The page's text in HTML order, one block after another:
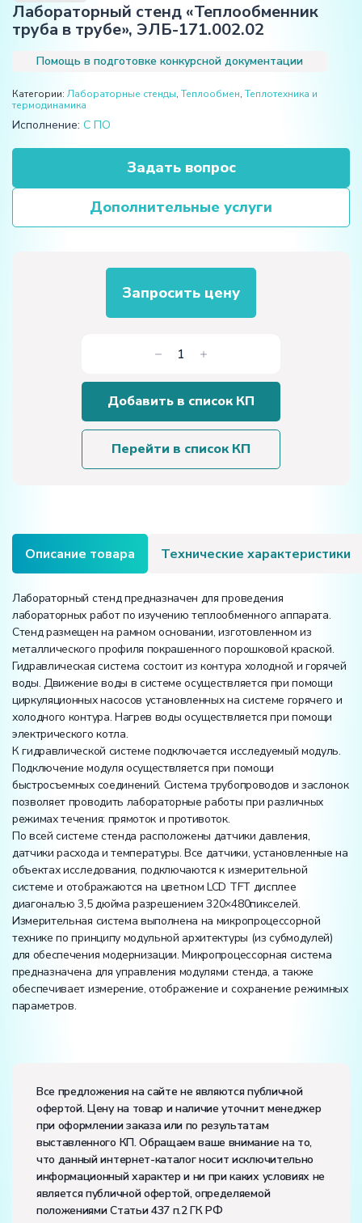
Лабораторный стенд «Теплообменник
труба в трубе», ЭЛБ-171.002.02
Помощь в подготовке конкурсной документации
Категории: Лабораторные стенды, Теплообмен, Теплотехника и
термодинамика
Исполнение: С ПО
Задать вопрос
Дополнительные услуги
Запросить цену
Количество
товара
Лабораторный
стенд
«Теплообменник
труба
Добавить в список КП
Перейти в список КП
Описание товара Технические характеристики
Лабораторный стенд предназначен для проведения
лабораторных работ по изучению теплообменного аппарата.
Стенд размещен на рамном основании, изготовленном из
металлического профиля покрашенного порошковой краской.
Гидравлическая система состоит из контура холодной и горячей
воды. Движение воды в системе осуществляется при помощи
циркуляционных насосов установленных на системе горячего и
холодного контура. Нагрев воды осуществляется при помощи
электрического котла.
К гидравлической системе подключается исследуемый модуль.
Подключение модуля осуществляется при помощи
быстросъемных соединений. Система трубопроводов и заслонок
позволяет проводить лабораторные работы при различных
режимах течения: прямоток и противоток.
По всей системе стенда расположены датчики давления,
датчики расхода и температуры. Все датчики, установленные на
объектах исследования, подключаются к измерительной
системе и отображаются на цветном LCD TFT дисплее
диагональю 3,5 дюйма разрешением 320×480пикселей.
Измерительная система выполнена на микропроцессорной
технике по принципу модульной архитектуры (из субмодулей)
для обеспечения модернизации. Микропроцессорная система
предназначена для управления модулями стенда, а также
обеспечивает измерение, отображение и сохранение режимных
параметров.
Размеры (Д x Ш x В):
Потребляемая мощность, В·А:3500
Электропитание:
напряжение, В:220
частота, Гц:50
Класс защиты от поражения электрическим током:
Диапазон рабочих температур, ˚С:+10…+35
Влажность, %:до 80
Все предложения на сайте не являются публичной
офертой. Цену на товар и наличие уточнит менеджер
при оформлении заказа или по результатам
выставленного КП. Обращаем ваше внимание на то,
что данный интернет-каталог носит исключительно
информационный характер и ни при каких условиях не
является публичной офертой, определяемой
положениями Статьи 437 п.2 ГК РФ